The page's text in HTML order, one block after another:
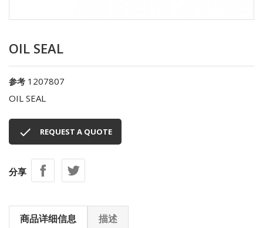
OIL SEAL
参考 1207807
OIL SEAL
 REQUEST A QUOTE
分享
商品详细信息 描述